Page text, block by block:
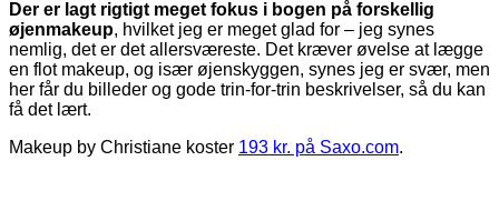
Der er lagt rigtigt meget fokus i bogen på forskellig
øjenmakeup, hvilket jeg er meget glad for – jeg synes
nemlig, det er det allersværeste. Det kræver øvelse at lægge
en flot makeup, og især øjenskyggen, synes jeg er svær, men
her får du billeder og gode trin-for-trin beskrivelser, så du kan
få det lært.
Makeup by Christiane koster 193 kr. på Saxo.com.